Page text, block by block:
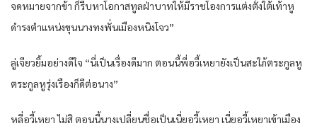
จดหมายจากข้า ก็รีบหาโอกาสทูลฝ่าบาทให้มีราชโองการแต่งตั้งใต้เท้าหู
ดำรงตำแหน่งขุนนางทงพั่นเมืองหนิงโจว”
ลู่เจียวยิ้มอย่างดีใจ “นี่เป็นเรื่องดีมาก ตอนนี้พี่อวี้เหยายังเป็นสะใภ้ตระกูลหู
ตระกูลหูรุ่งเรืองก็ดีต่อนาง”
หลี่อวี้เหยา ไม่สิ ตอนนี้นางเปลี่ยนชื่อเป็นเนี่ยอวี้เหยา เนี่ยอวี้เหยาเข้าเมือง